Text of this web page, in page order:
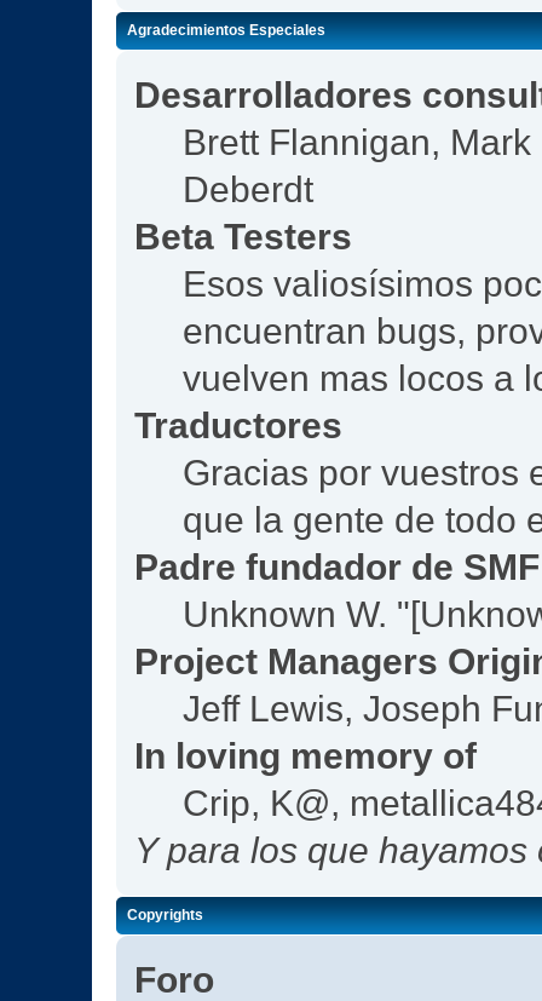
Agradecimientos Especiales
Desarrolladores
Brett Flannigan,
Deberdt
Beta Testers
Esos valiosísimos
encuentran bugs,
vuelven mas locos a
Traductores
Gracias por vuestros
que la gente de todo
Padre fundador de SMF
Unknown W.
Project Managers
Jeff Lewis, Joseph
In loving memory of
Crip, K@,
Y para los que
Copyrights
Foro